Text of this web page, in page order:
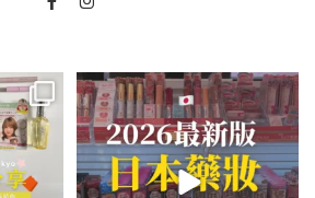
店/百
給你...
2026🇯🇵日本藥妝店必買什麼
日本最近紅什麼？...
123 20